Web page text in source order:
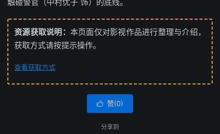
触碰警官（中村优子 饰）的底线。
资源获取说明： 本页面仅对影视作品进行整理与介绍，
获取方式请按提示操作。
查看获取方式
 赞(0)
分享到